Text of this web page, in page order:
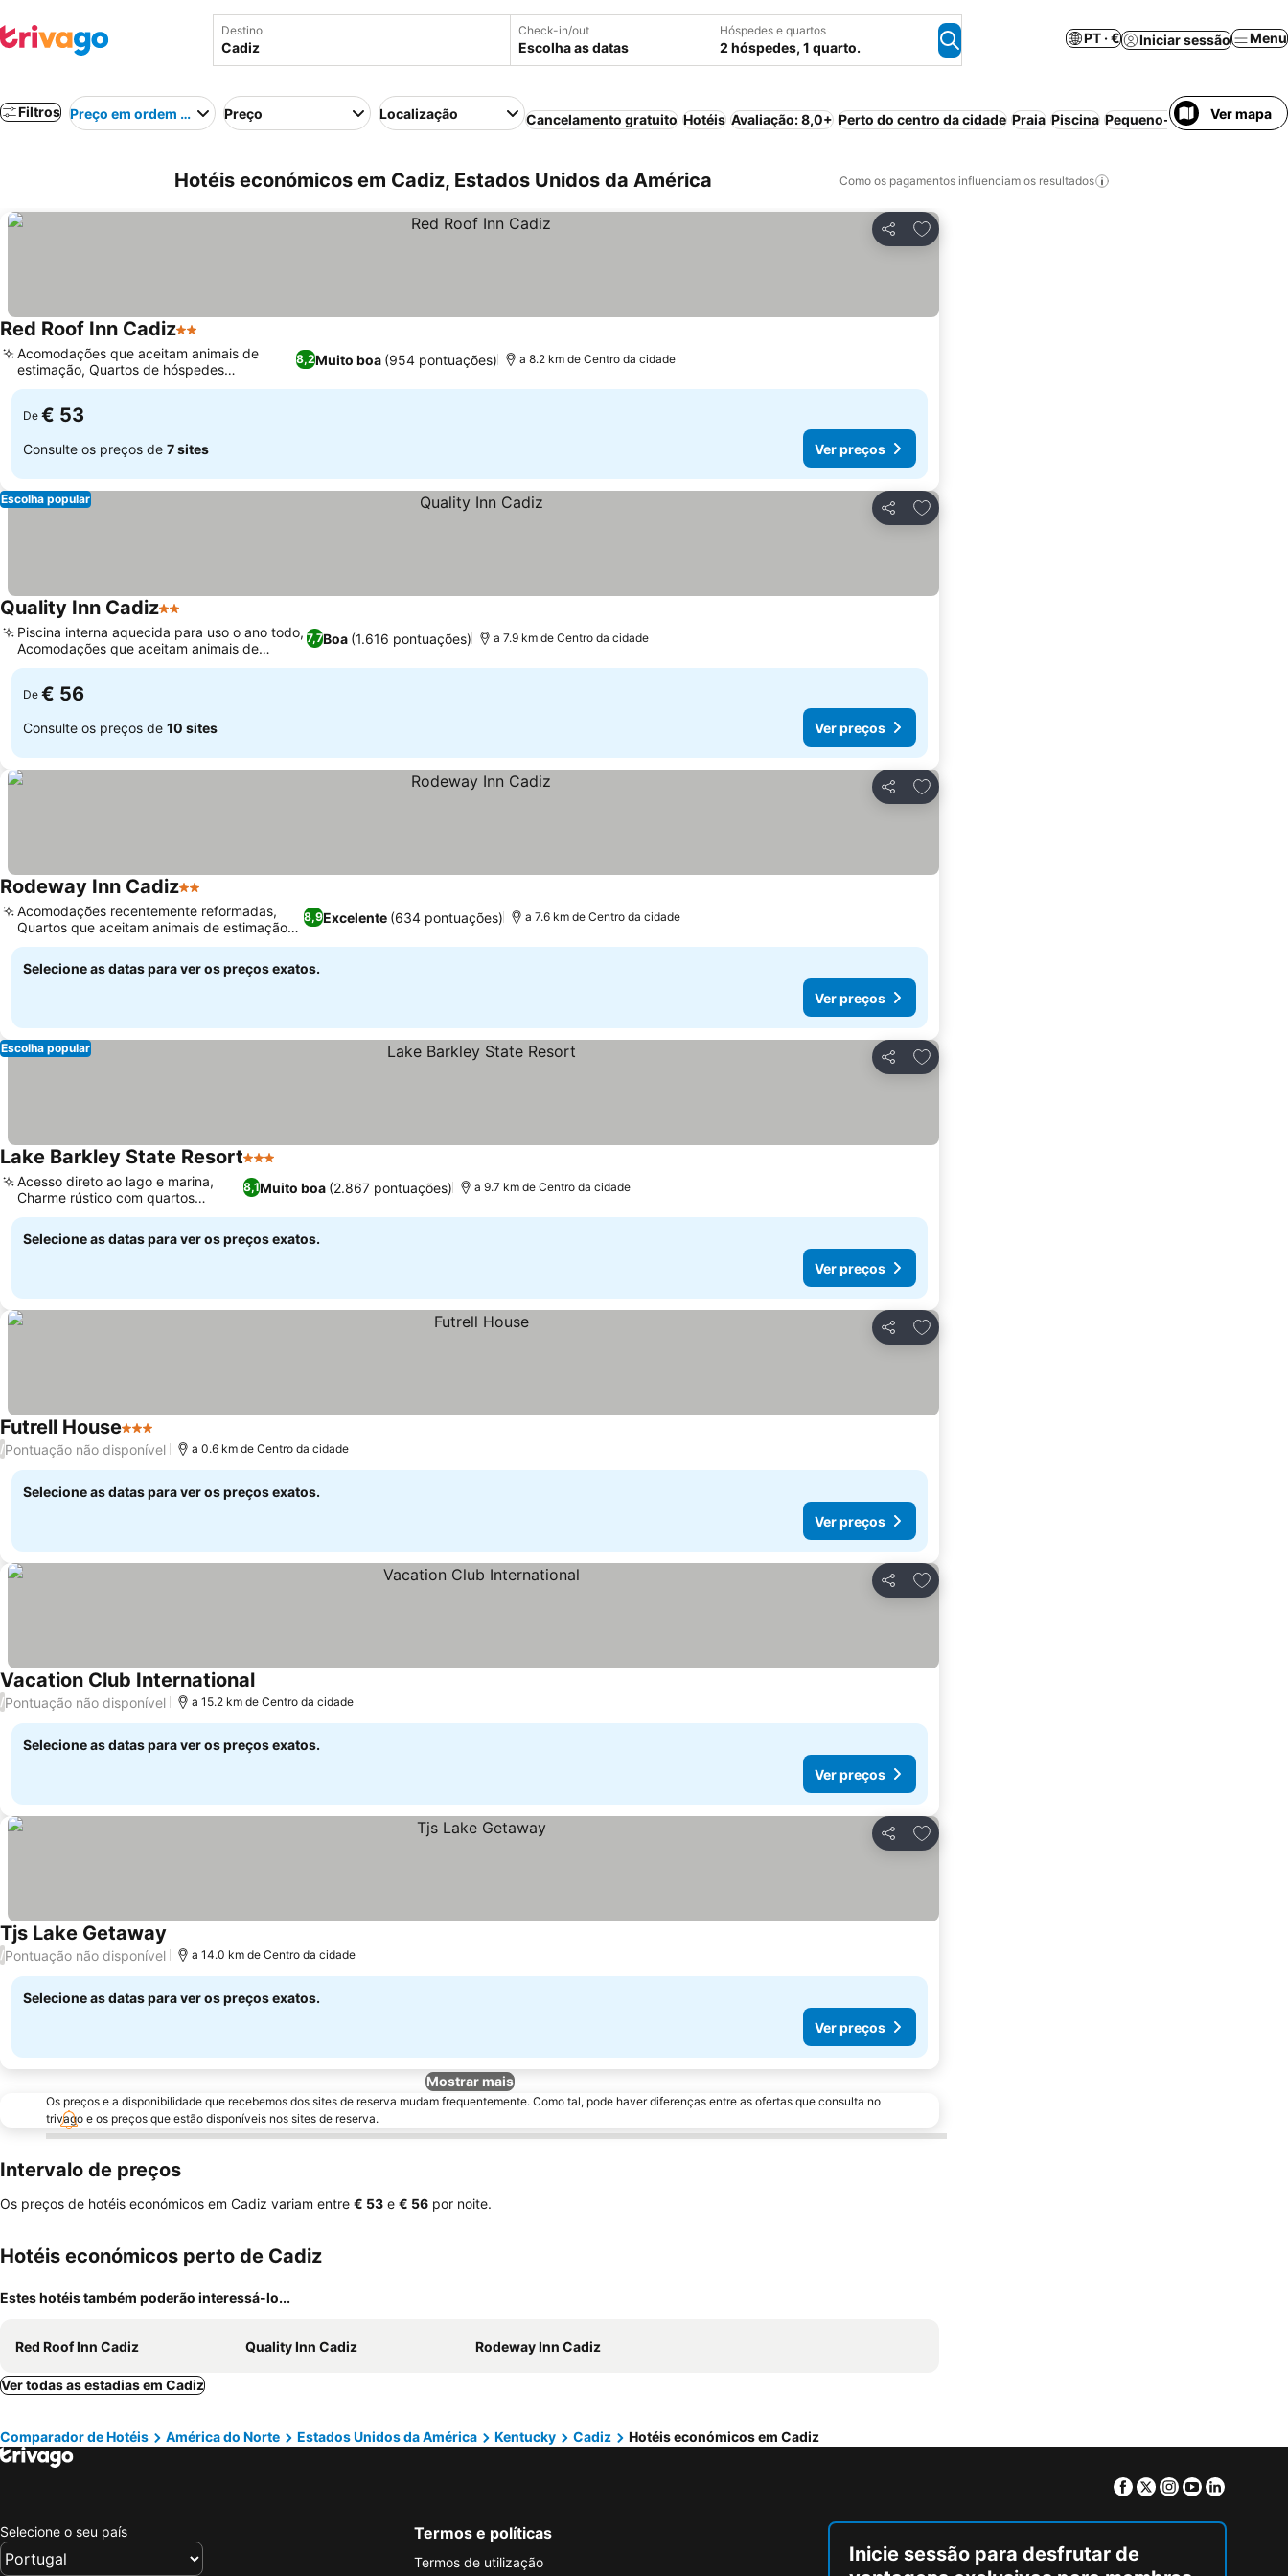
Destino Check-in/out
Escolha as datas
Hóspedes e quartos
2 hóspedes, 1 quarto.
PT · € Iniciar sessão Menu
Filtros Preço em ordem crescentePreço Localização Cancelamento gratuito Hotéis Avaliação: 8,0+ Perto do centro da cidade Praia Piscina Pequeno-almoço incluído
Ver mapa
Hotéis económicos em Cadiz, Estados Unidos da América Como os pagamentos influenciam os resultados
Partilhar
Adicionar aos favoritos
Red Roof Inn Cadiz2 Estrelas
8,2Muito boa (954 pontuações)
Acomodações que aceitam animais de
estimação, Quartos de hóspedes
recentemente renovados
a 8.2 km de Centro da cidade
De € 53
Consulte os preços de 7 sites Ver preços
Partilhar
Adicionar aos favoritos
Escolha popular
Quality Inn Cadiz2 Estrelas
7,7Boa (1.616 pontuações)
Piscina interna aquecida para uso o ano todo,
Acomodações que aceitam animais de
estimação
a 7.9 km de Centro da cidade
De € 56
Consulte os preços de 10 sites Ver preços
Partilhar
Adicionar aos favoritos
Rodeway Inn Cadiz2 Estrelas
8,9Excelente (634 pontuações)
Acomodações recentemente reformadas,
Quartos que aceitam animais de estimação
com área verde
a 7.6 km de Centro da cidade
Selecione as datas para ver os preços exatos.
Ver preços
Partilhar
Adicionar aos favoritos
Escolha popular
Lake Barkley State Resort3 Estrelas
8,1Muito boa (2.867 pontuações)
Acesso direto ao lago e marina,
Charme rústico com quartos
atualizados
a 9.7 km de Centro da cidade
Selecione as datas para ver os preços exatos.
Ver preços
Partilhar
Adicionar aos favoritos
Futrell House3 EstrelasVer preços
/Pontuação não disponível a 0.6 km de Centro da cidade
Selecione as datas para ver os preços exatos.
Ver preços
Partilhar
Adicionar aos favoritos
Vacation Club InternationalVer preços
/Pontuação não disponível a 15.2 km de Centro da cidade
Selecione as datas para ver os preços exatos.
Ver preços
Partilhar
Adicionar aos favoritos
Tjs Lake Getaway Ver preços
/Pontuação não disponível a 14.0 km de Centro da cidade
Selecione as datas para ver os preços exatos.
Ver preços
Mostrar mais
Os preços e a disponibilidade que recebemos dos sites de reserva mudam frequentemente. Como tal, pode haver diferenças entre as ofertas que consulta no
trivago e os preços que estão disponíveis nos sites de reserva.
Intervalo de preços
Os preços de hotéis económicos em Cadiz variam entre ‎€ 53 e ‎€ 56 por noite.
Hotéis económicos perto de Cadiz
Estes hotéis também poderão interessá-lo...
Red Roof Inn Cadiz Quality Inn Cadiz Rodeway Inn Cadiz
Ver todas as estadias em Cadiz
Comparador de Hotéis América do Norte Estados Unidos da América Kentucky Cadiz Hotéis económicos em Cadiz
Facebook
TwitterInstagram
Youtube
Selecione o seu país Termos e políticas
Termos de utilização
Inicie sessão para desfrutar de